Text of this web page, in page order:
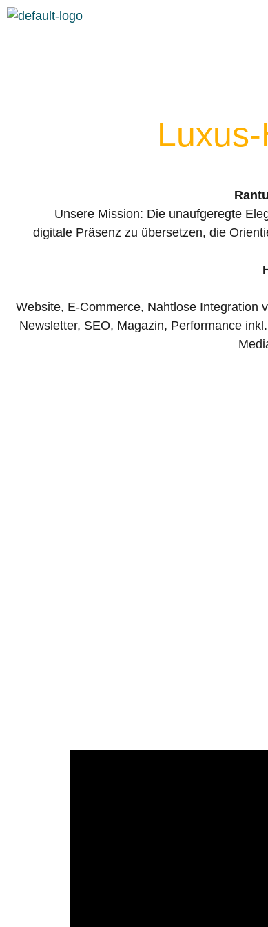
springen
Unsere Mission: Die unaufgeregte
digitale Präsenz zu übersetzen, die
Website, E-Commerce, Nahtlose Integration
Newsletter, SEO, Magazin, Performance